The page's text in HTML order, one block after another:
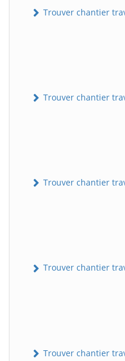
Trouver chantier
Trouver chantier
Trouver chantier
Trouver chantier
Trouver chantier